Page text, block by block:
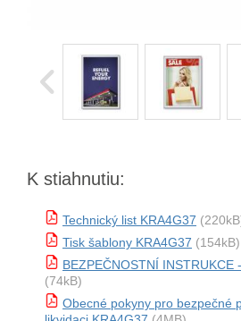
K stiahnutiu:
Technický list KRA4G37
Tisk šablony KRA4G37 (154kB)
BEZPEČNOSTNÍ INSTRUKCE
(74kB)
Obecné pokyny pro bezpečné